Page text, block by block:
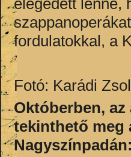
fordulatokkal, a
Fotó: Karádi
Októberben,
tekinthető meg